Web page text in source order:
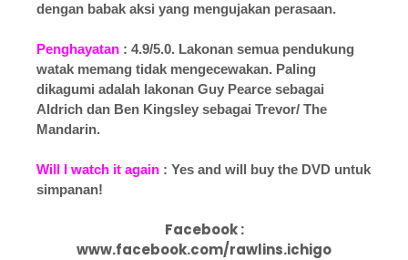
dengan babak aksi yang mengujakan perasaan.
Penghayatan : 4.9/5.0. Lakonan semua pendukung
watak memang tidak mengecewakan. Paling
dikagumi adalah lakonan Guy Pearce sebagai
Aldrich dan Ben Kingsley sebagai Trevor/ The
Mandarin.
Will I watch it again : Yes and will buy the DVD untuk
simpanan!
Facebook :
www.facebook.com/rawlins.ichigo